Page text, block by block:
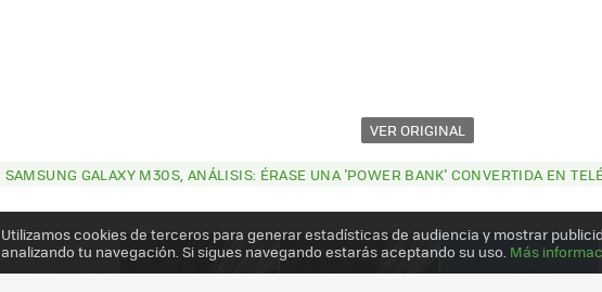
VER ORIGINAL
SAMSUNG GALAXY M30S, ANÁLISIS: ÉRASE UNA 'POWER BANK' CONVERTIDA EN
Utilizamos cookies de terceros para generar estadísticas de audiencia y mostrar
analizando tu navegación. Si sigues navegando estarás aceptando su uso. Más